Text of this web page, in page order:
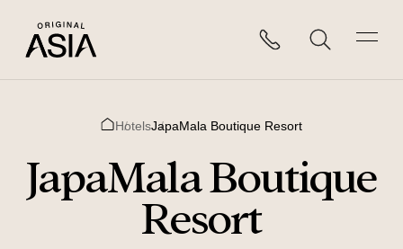
HotelsJapaMala Boutique Resort
JapaMala Boutique
Resort